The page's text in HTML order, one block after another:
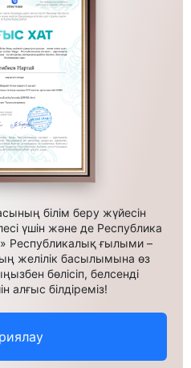
білім беру жүйесін
үшін және де Республика
Республикалық ғылыми –
желілік басылымына өз
бөлісіп, белсенді
алғыс білдіреміз!